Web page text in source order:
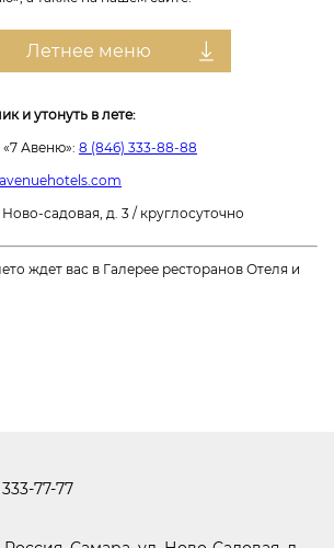
Летнее меню
и утонуть в лете:
Авеню»: 8 (846) 333-88-88
садовая, д. 3 / круглосуточно
ждет вас в Галерее ресторанов Отеля и
77-77